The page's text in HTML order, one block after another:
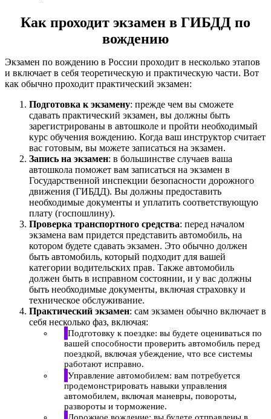
Как проходит экзамен в ГИБДД по
вождению
Экзамен по вождению в России проходит в несколько этапов
и включает в себя теоретическую и практическую части. Вот
как обычно проходит практический экзамен:
Подготовка к экзамену: прежде чем вы сможете
сдавать практический экзамен, вы должны быть
зарегистрированы в автошколе и пройти необходимый
курс обучения вождению. Когда ваш инструктор считает
вас готовым, вы можете записаться на экзамен.
Запись на экзамен: в большинстве случаев ваша
автошкола поможет вам записаться на экзамен в
Государственной инспекции безопасности дорожного
движения (ГИБДД). Вы должны предоставить
необходимые документы и уплатить соответствующую
плату (госпошлину).
Проверка транспортного средства: перед началом
экзамена вам придется представить автомобиль, на
котором будете сдавать экзамен. Это обычно должен
быть автомобиль, который подходит для вашей
категории водительских прав. Также автомобиль
должен быть в исправном состоянии, и у вас должны
быть необходимые документы, включая страховку и
техническое обслуживание.
Практический экзамен: сам экзамен обычно включает в
себя несколько фаз, включая:
Подготовку к поездке: вы будете оцениваться по
вашей способности проверить автомобиль перед
поездкой, включая убеждение, что все системы
работают исправно.
Управление автомобилем: вам потребуется
продемонстрировать навыки управления
автомобилем, включая маневры, повороты,
развороты и торможение.